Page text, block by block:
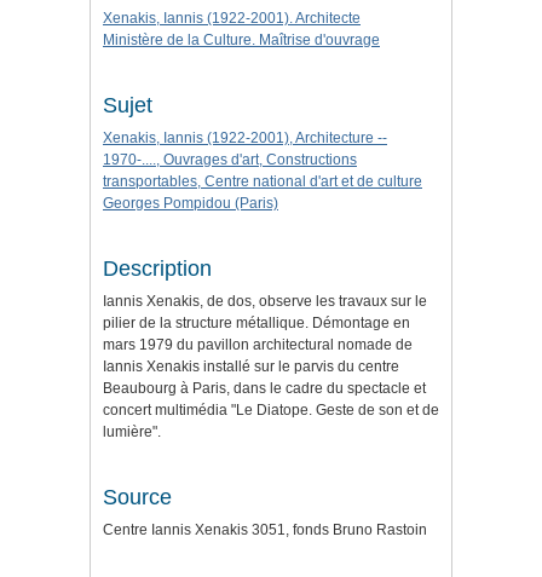
Xenakis, Iannis (1922-2001). Architecte
Ministère de la Culture. Maîtrise d'ouvrage
Sujet
Xenakis, Iannis (1922-2001), Architecture --
1970-...., Ouvrages d'art, Constructions
transportables, Centre national d'art et de culture
Georges Pompidou (Paris)
Description
Iannis Xenakis, de dos, observe les travaux sur le
pilier de la structure métallique. Démontage en
mars 1979 du pavillon architectural nomade de
Iannis Xenakis installé sur le parvis du centre
Beaubourg à Paris, dans le cadre du spectacle et
concert multimédia "Le Diatope. Geste de son et de
lumière".
Source
Centre Iannis Xenakis 3051, fonds Bruno Rastoin